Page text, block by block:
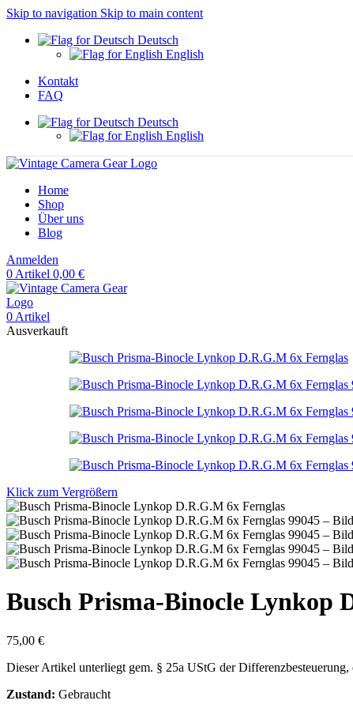
Skip to navigation Skip to main content
Deutsch
English
Kontakt
FAQ
Deutsch
English
Home
Shop
Über uns
Blog
Anmelden
0 Artikel 0,00 €
0 Artikel
Ausverkauft
Klick zum Vergrößern
Busch Prisma-Binocle Lynkop
75,00 €
Dieser Artikel unterliegt gem. § 25a UStG der
Zustand: Gebraucht